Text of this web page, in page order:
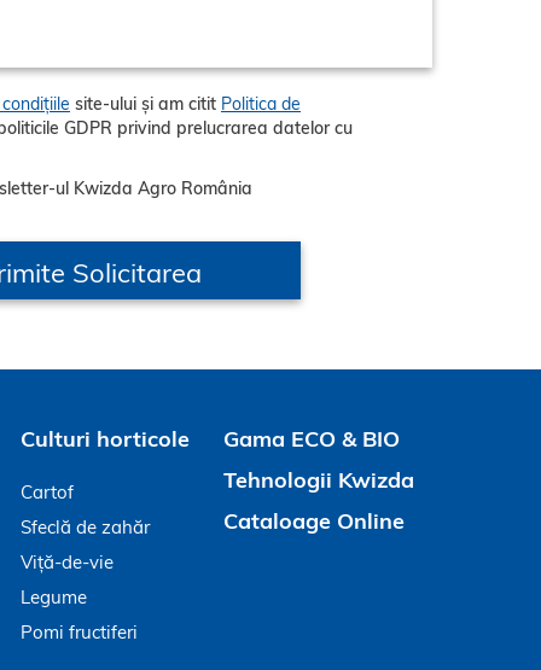
site-ului și am citit Politica de
ul Kwizda Agro România
Culturi horticole
Cartof
Sfeclă de zahăr
Viță-de-vie
Legume
Pomi fructiferi
Gama ECO & BIO
Tehnologii Kwizda
Cataloage Online